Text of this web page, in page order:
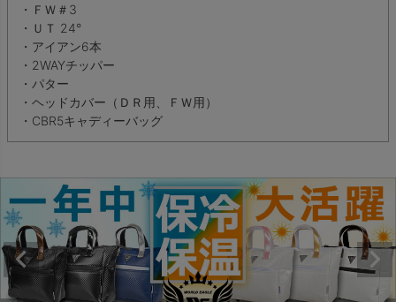
・ＦＷ＃3
・ＵＴ 24°
・アイアン6本
・2WAYチッパー
・パター
・ヘッドカバー（ＤＲ用、ＦＷ用）
・CBR5キャディーバッグ